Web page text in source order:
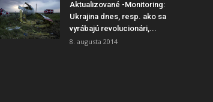
Aktualizované -Monitoring:
Ukrajina dnes, resp. ako sa
vyrábajú revolucionári,...
8. augusta 2014